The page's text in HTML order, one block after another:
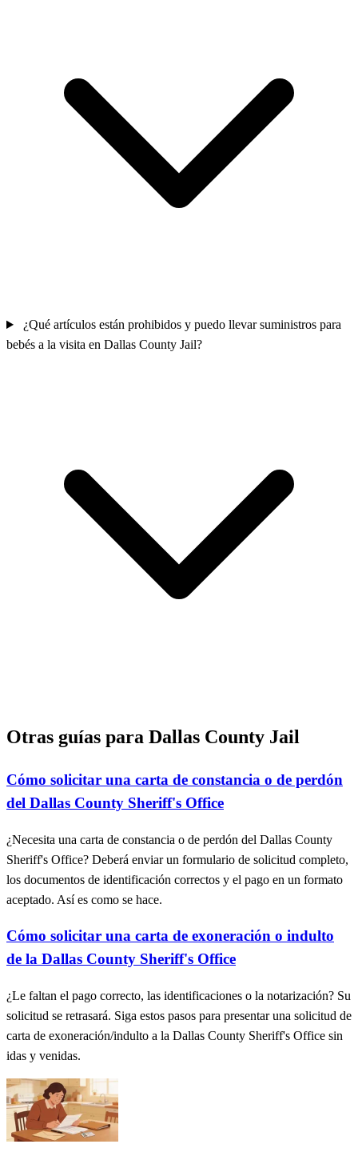
¿Qué artículos están prohibidos y puedo llevar suministros para
bebés a la visita en Dallas County Jail?
Otras guías para Dallas County Jail
Cómo solicitar una carta de constancia o de perdón
del Dallas County Sheriff's Office
¿Necesita una carta de constancia o de perdón del Dallas County
Sheriff's Office? Deberá enviar un formulario de solicitud completo,
los documentos de identificación correctos y el pago en un formato
aceptado. Así es como se hace.
Cómo solicitar una carta de exoneración o indulto
de la Dallas County Sheriff's Office
¿Le faltan el pago correcto, las identificaciones o la notarización? Su
solicitud se retrasará. Siga estos pasos para presentar una solicitud de
carta de exoneración/indulto a la Dallas County Sheriff's Office sin
idas y venidas.